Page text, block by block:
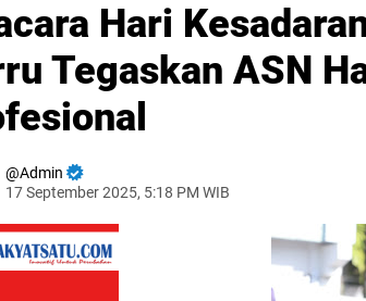
Hari
Tegaskan ASN
Admin
17 September 2025, 5:18 PM WIB